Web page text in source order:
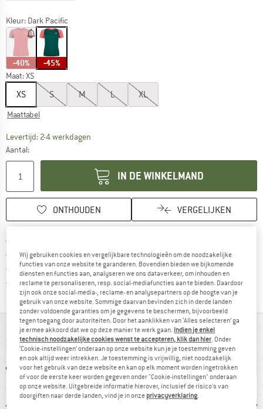
Kleur: Dark Pacific
-40% -45%
Maat:XS
XS S M L XL
Maattabel
Levertijd: 2-4 werkdagen
Aantal:
IN DE WINKELMAND
ONTHOUDEN VERGELIJKEN
100 dagen bedenktijdVind de betalingsinformatie hier!
> 4.000.000 tevreden klanten
Alle artikelen in voorraad
IN EEN OOGOPSLAG
Wij gebruiken cookies en vergelijkbare technologieën om de noodzakelijke
functies van onze website te garanderen. Bovendien bieden we bijkomende
diensten en functies aan, analyseren we ons dataverkeer, om inhouden en
reclame te personaliseren, resp. social-mediafuncties aan te bieden. Daardoor
zijn ook onze social-media-, reclame- en analysepartners op de hoogte van je
gebruik van onze website. Sommige daarvan bevinden zich in derde landen
zonder voldoende garanties om je gegevens te beschermen, bijvoorbeeld
tegen toegang door autoriteiten. Door het aanklikken van ‘Alles selecteren’ ga
je ermee akkoord dat we op deze manier te werk gaan. Indien je enkel
technisch noodzakelijke cookies wenst te accepteren, klik dan hier. Onder
‘Cookie-instellingen’ onderaan op onze website kun je je toestemming geven
en ook altijd weer intrekken. Je toestemming is vrijwillig, niet noodzakelijk
voor het gebruik van deze website en kan op elk moment worden ingetrokken
of voor de eerste keer worden gegeven onder "Cookie-instellingen" onderaan
op onze website. Uitgebreide informatie hierover, inclusief de risico's van
doorgiften naar derde landen, vind je in onze privacyverklaring.